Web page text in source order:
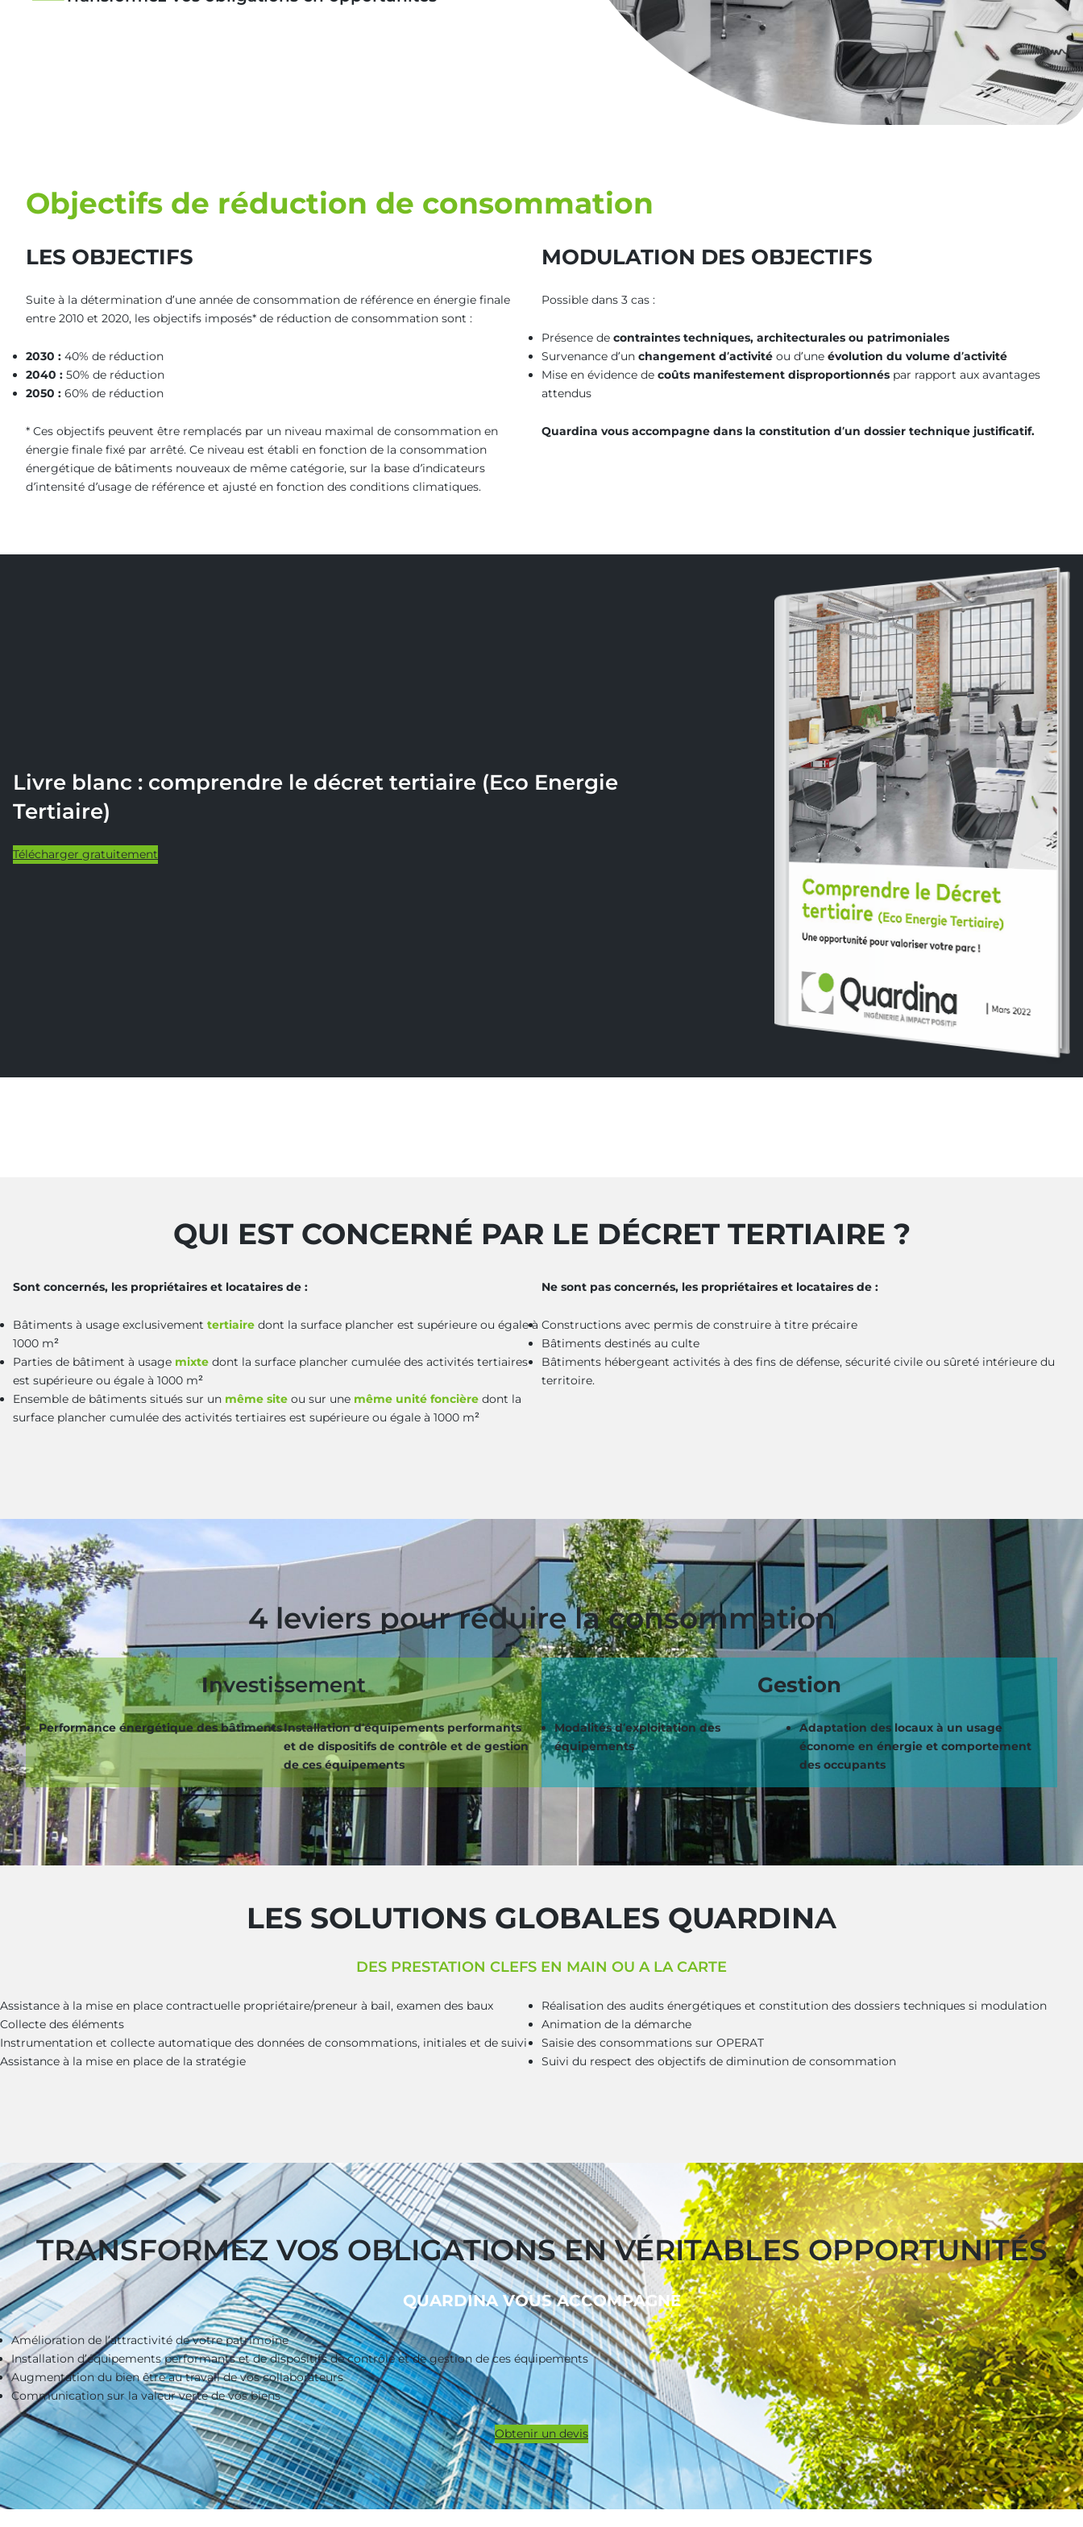
Objectifs de réduction de consommation
LES OBJECTIFS
Suite à la détermination d’une année de consommation de référence en énergie finale
entre 2010 et 2020, les objectifs imposés* de réduction de consommation sont :
2030 : 40% de réduction
2040 : 50% de réduction
2050 : 60% de réduction
* Ces objectifs peuvent être remplacés par un niveau maximal de consommation en
énergie finale fixé par arrêté. Ce niveau est établi en fonction de la consommation
énergétique de bâtiments nouveaux de même catégorie, sur la base d’indicateurs
d’intensité d’usage de référence et ajusté en fonction des conditions climatiques.
MODULATION DES OBJECTIFS
Possible dans 3 cas :
Présence de contraintes techniques, architecturales ou patrimoniales
Survenance d’un changement d’activité ou d’une évolution du volume d’activité
Mise en évidence de coûts manifestement disproportionnés par rapport aux avantages
attendus
Quardina vous accompagne dans la constitution d’un dossier technique justificatif.
Livre blanc : comprendre le décret tertiaire (Eco Energie
Tertiaire)
Télécharger gratuitement
QUI EST CONCERNÉ PAR LE DÉCRET TERTIAIRE ?
Sont concernés, les propriétaires et locataires de :
Bâtiments à usage exclusivement tertiaire dont la surface plancher est supérieure ou égale à
1000 m²
Parties de bâtiment à usage mixte dont la surface plancher cumulée des activités tertiaires
est supérieure ou égale à 1000 m²
Ensemble de bâtiments situés sur un même site ou sur une même unité foncière dont la
surface plancher cumulée des activités tertiaires est supérieure ou égale à 1000 m²
Ne sont pas concernés, les propriétaires et locataires de :
Constructions avec permis de construire à titre précaire
Bâtiments destinés au culte
Bâtiments hébergeant activités à des fins de défense, sécurité civile ou sûreté intérieure du
territoire.
4 leviers pour réduire la consommation
Investissement
Performance énergétique des bâtimentsInstallation d’équipements performants
et de dispositifs de contrôle et de gestion
de ces équipements
Gestion
Modalités d’exploitation des
équipements
Adaptation des locaux à un usage
économe en énergie et comportement
des occupants
LES SOLUTIONS GLOBALES QUARDINA
DES PRESTATION CLEFS EN MAIN OU A LA CARTE
Assistance à la mise en place contractuelle propriétaire/preneur à bail, examen des baux
Collecte des éléments
Instrumentation et collecte automatique des données de consommations, initiales et de suivi
Assistance à la mise en place de la stratégie
Réalisation des audits énergétiques et constitution des dossiers techniques si modulation
Animation de la démarche
Saisie des consommations sur OPERAT
Suivi du respect des objectifs de diminution de consommation
TRANSFORMEZ VOS OBLIGATIONS EN VÉRITABLES OPPORTUNITÉS
QUARDINA VOUS ACCOMPAGNE
Amélioration de l’attractivité de votre patrimoine
Installation d’équipements performants et de dispositifs de contrôle et de gestion de ces équipements
Augmentation du bien être au travail de vos collaborateurs
Communication sur la valeur verte de vos biens
Obtenir un devis